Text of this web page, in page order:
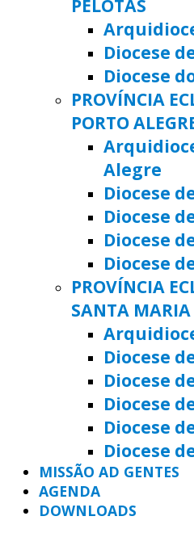
PELOTAS
Diocese
Diocese
PROVÍNCIA
PORTO
Alegre
Diocese
Diocese
Diocese
Diocese
PROVÍNCIA
SANTA MARIA
Diocese
Diocese
Diocese
Diocese
Diocese
MISSÃO AD GENTES
AGENDA
DOWNLOADS